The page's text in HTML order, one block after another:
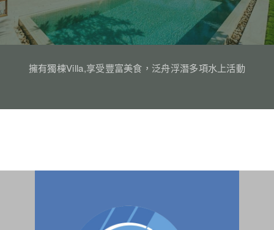
擁有獨棟Villa,享受豐富美食，泛舟浮潛多項水上活動